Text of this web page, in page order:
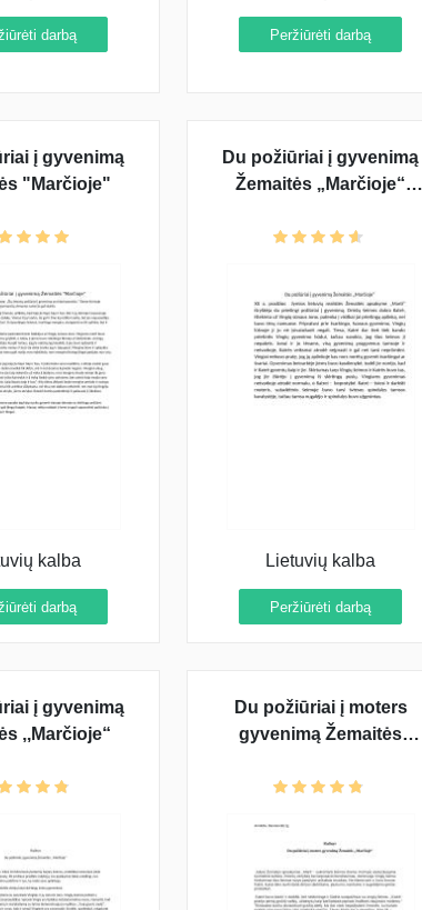
darbą Peržiūrėti darbą
į gyvenimą
"Marčioje"
kalba
darbą
Du požiūriai į gyvenimą
Žemaitės „Marčioje“
Lietuvių kalba
Peržiūrėti darbą
į gyvenimą
,,Marčioje“
Du požiūriai į moters
gyvenimą Žemaitės